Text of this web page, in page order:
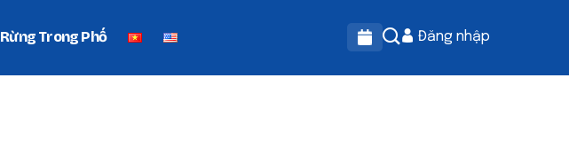
Rừng Trong Phố Đăng nhập